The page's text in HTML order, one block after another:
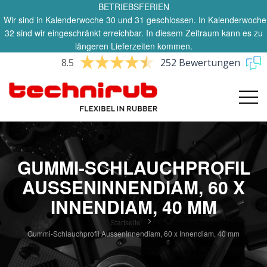
BETRIEBSFERIEN
Wir sind in Kalenderwoche 30 und 31 geschlossen. In Kalenderwoche
32 sind wir eingeschränkt erreichbar. In diesem Zeitraum kann es zu
längeren Lieferzeiten kommen.
8.5 252 Bewertungen
GUMMI-SCHLAUCHPROFIL
AUSSENINNENDIAM, 60 X
INNENDIAM, 40 MM
Startseite
Gummi-Schlauchprofil AussenInnendiam, 60 x Innendiam, 40 mm